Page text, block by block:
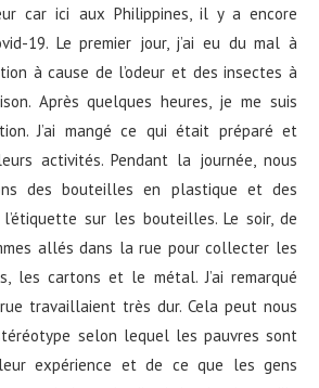
car ici aux Philippines, il y a encore
19. Le premier jour, j’ai eu du mal à
à cause de l’odeur et des insectes à
Après quelques heures, je me suis
J’ai mangé ce qui était préparé et
activités. Pendant la journée, nous
des bouteilles en plastique et des
sur les bouteilles. Le soir, de
allés dans la rue pour collecter les
les cartons et le métal. J’ai remarqué
travaillaient très dur. Cela peut nous
selon lequel les pauvres sont
leur expérience et de ce que les gens